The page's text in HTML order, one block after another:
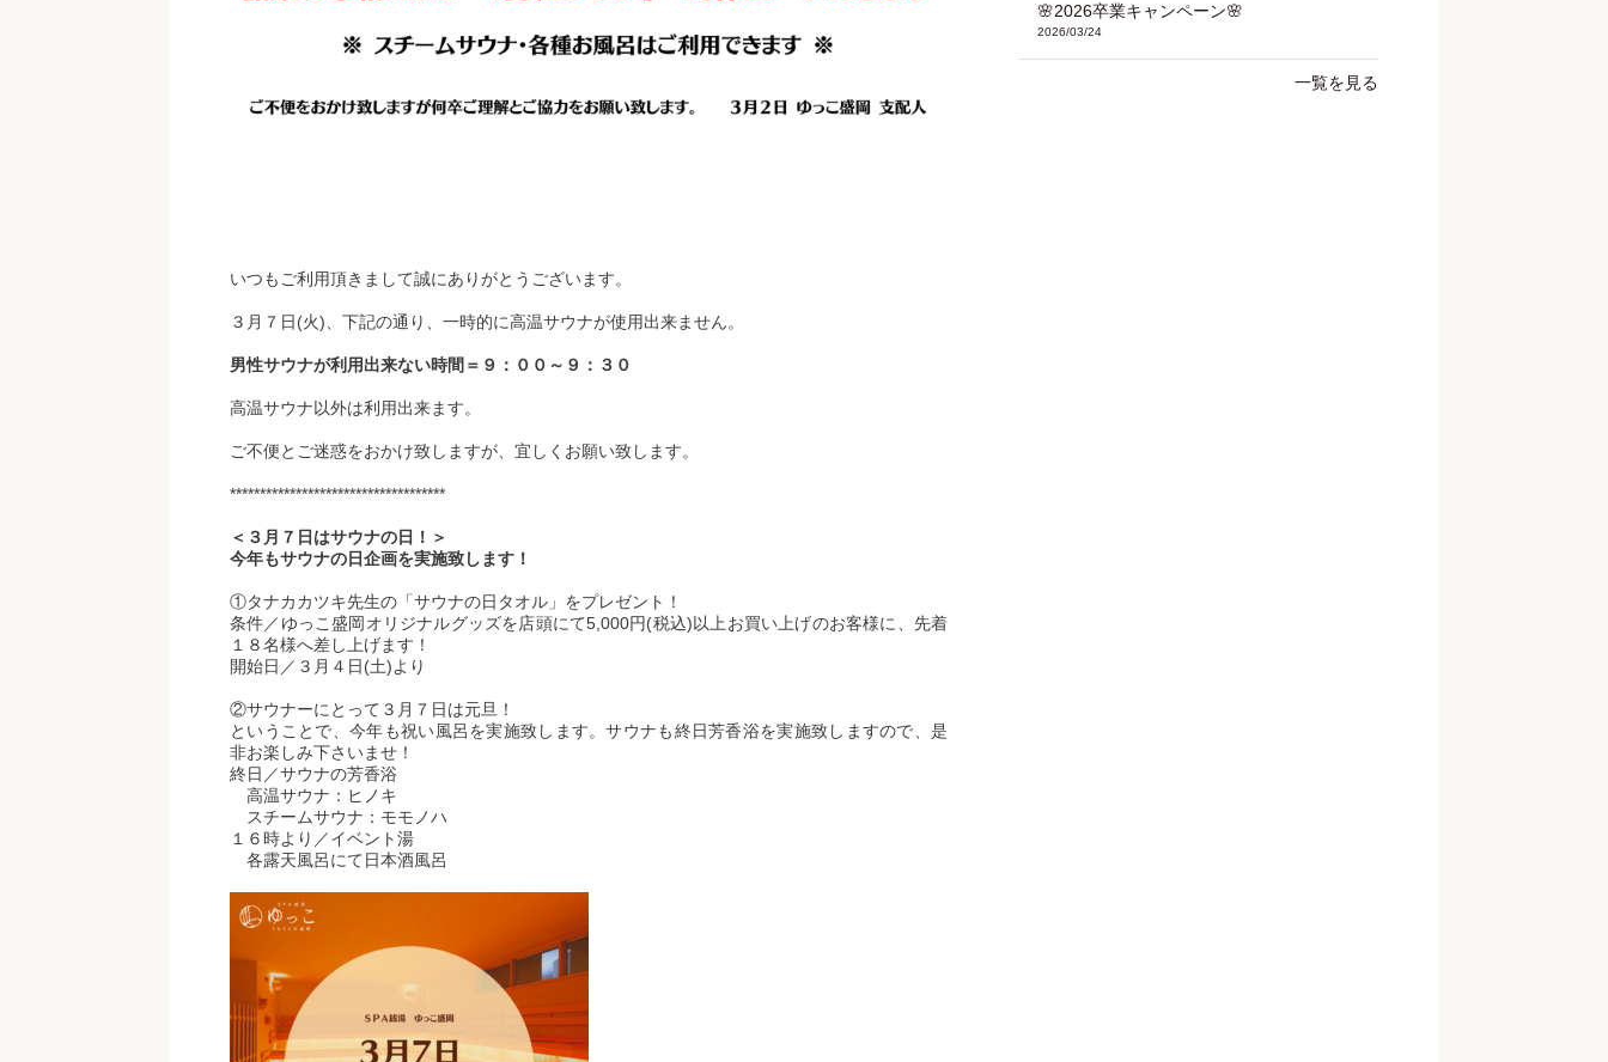
いつもご利用頂きまして誠にありがとうございます。
３月７日(火)、下記の通り、一時的に高温サウナが使用出来ません。
男性サウナが利用出来ない時間＝９：００～９：３０
高温サウナ以外は利用出来ます。
ご不便とご迷惑をおかけ致しますが、宜しくお願い致します。
************************************
＜３月７日はサウナの日！＞
今年もサウナの日企画を実施致します！
①タナカカツキ先生の「サウナの日タオル」をプレゼント！
条件／ゆっこ盛岡オリジナルグッズを店頭にて5,000円(税込)以上お買い上げのお客様に、先着
１８名様へ差し上げます！
開始日／３月４日(土)より
②サウナーにとって３月７日は元旦！
ということで、今年も祝い風呂を実施致します。サウナも終日芳香浴を実施致しますので、是
非お楽しみ下さいませ！
終日／サウナの芳香浴
高温サウナ：ヒノキ
スチームサウナ：モモノハ
１６時より／イベント湯
各露天風呂にて日本酒風呂
🌸2026卒業キャンペーン🌸
2026/03/24
一覧を見る